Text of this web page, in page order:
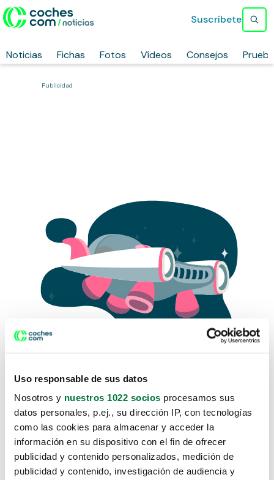
Uso responsable de sus datos
Nosotros y nuestros 1022 socios procesamos sus
datos personales, p.ej., su dirección IP, con tecnologías
como las cookies para almacenar y acceder la
información en su dispositivo con el fin de ofrecer
publicidad y contenido personalizados, medición de
publicidad y contenido, investigación de audiencia y
Noticias Fichas Fotos Vídeos Consejos
Suscríbete
Publicidad
Lo sentimos, no sabemos como
te hemos traido hasta aquí.